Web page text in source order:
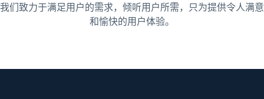
我们致力于满足用户的需求，倾听用户所需，只为提供令人满意
和愉快的用户体验。